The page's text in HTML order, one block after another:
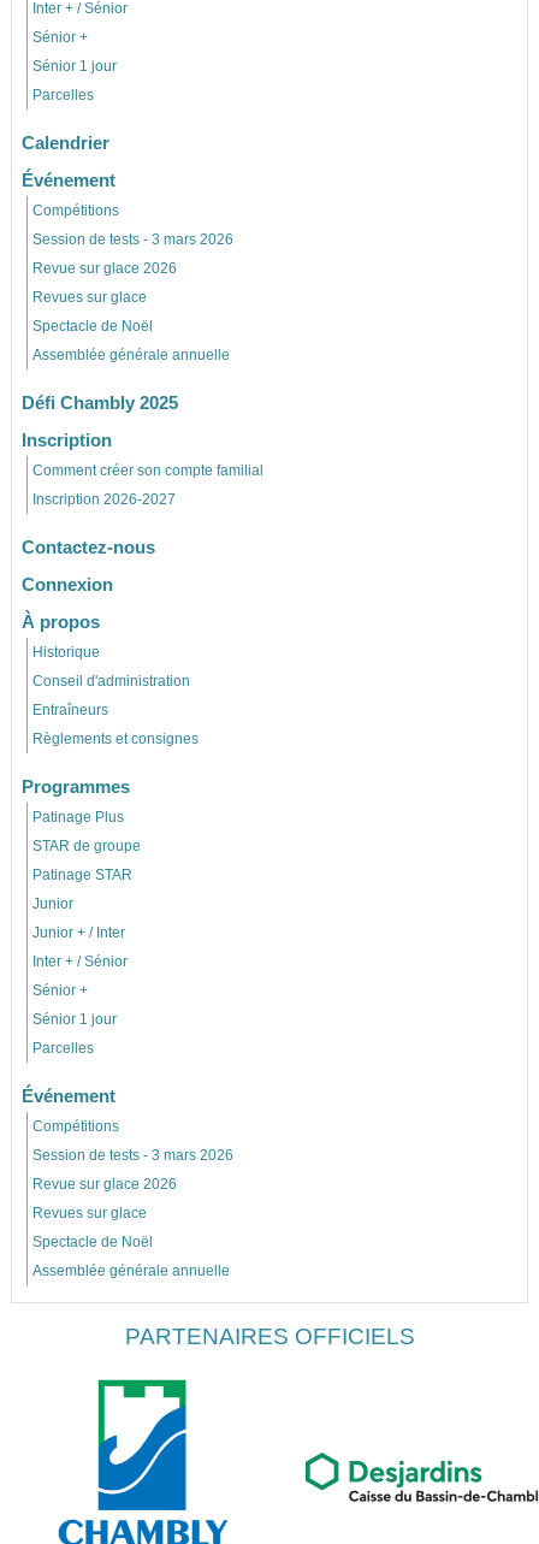
Inter + / Sénior
Sénior +
Sénior 1 jour
Parcelles
Calendrier
Événement
Compétitions
Session de tests - 3 mars 2026
Revue sur glace 2026
Revues sur glace
Spectacle de Noël
Assemblée générale annuelle
Défi Chambly 2025
Inscription
Comment créer son compte familial
Inscription 2026-2027
Contactez-nous
Connexion
À propos
Historique
Conseil d'administration
Entraîneurs
Règlements et consignes
Programmes
Patinage Plus
STAR de groupe
Patinage STAR
Junior
Junior + / Inter
Inter + / Sénior
Sénior +
Sénior 1 jour
Parcelles
Événement
Compétitions
Session de tests - 3 mars 2026
Revue sur glace 2026
Revues sur glace
Spectacle de Noël
Assemblée générale annuelle
PARTENAIRES OFFICIELS